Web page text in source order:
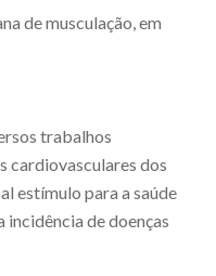
de musculação, em
trabalhos
cardiovasculares dos
estímulo para a saúde
incidência de doenças